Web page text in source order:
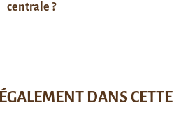
centrale ?
DANS CETTE